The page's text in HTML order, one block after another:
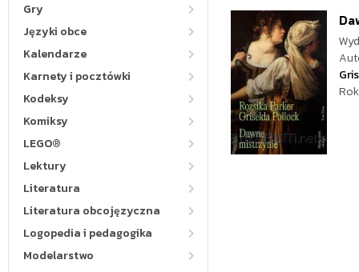
Gry
Języki obce
Kalendarze
Karnety i pocztówki
Kodeksy
Komiksy
LEGO®
Lektury
Literatura
Literatura obcojęzyczna
Logopedia i pedagogika
Modelarstwo